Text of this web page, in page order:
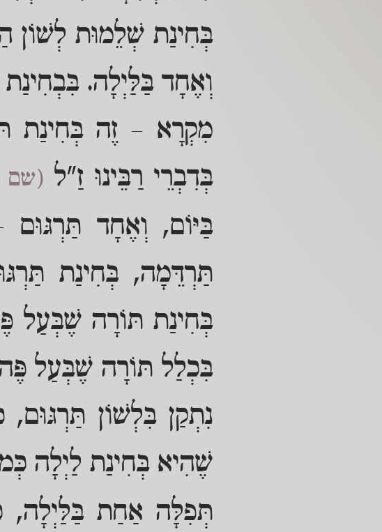
בְּחִינַת שְׁלֵמוּת לְשׁוֹן
וְאֶחָד בַּלַּיְלָה.
מִקְרָא – זֶה בְּחִינַת
בְּדִבְרֵי רַבֵּינוּ זַ"ל (שם
בַּיּוֹם, וְאֶחָד
תַּרְדֵּמָה, בְּחִינַת
בְּחִינַת תּוֹרָה שֶׁבְּעַל
בִּכְלַל תּוֹרָה שֶׁבְּעַל
נִתְקַן בִּלְשׁוֹן
שֶׁהִיא בְּחִינַת לַיְלָה
תְּפִלָּה אַחַת בַּלַּיְלָה,